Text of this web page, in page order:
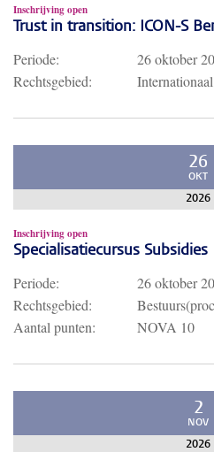
Inschrijving open
Trust in transition: ICON-S
Periode: 26 oktober
Rechtsgebied:
26
OKT
2026
Inschrijving open
Specialisatiecursus Subsidies
Periode: 26 oktober
Rechtsgebied:
Aantal punten:
NOVA 10
2
NOV
2026